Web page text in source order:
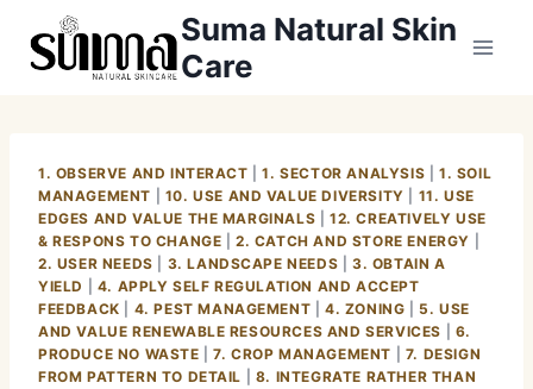
Suma Natural Skin
Care
1. OBSERVE AND INTERACT |1. SECTOR ANALYSIS
1. SOIL
MANAGEMENT
10. USE AND VALUE DIVERSITY
11. USE
EDGES AND VALUE THE MARGINALS |12. CREATIVELY USE
& RESPONS TO CHANGE |2. CATCH AND STORE ENERGY
2. USER NEEDS
3. LANDSCAPE NEEDS |3. OBTAIN A
YIELD
4. APPLY SELF REGULATION AND ACCEPT
FEEDBACK
4. PEST MANAGEMENT |4. ZONING
5. USE
AND VALUE RENEWABLE RESOURCES AND SERVICES
6.
PRODUCE NO WASTE |7. CROP MANAGEMENT
7. DESIGN
FROM PATTERN TO DETAIL
8. INTEGRATE RATHER THAN